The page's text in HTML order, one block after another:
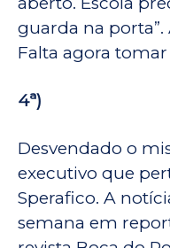
guarda na porta”.
Falta agora
4ª)
Desvendado o
executivo que
Sperafico. A
semana em